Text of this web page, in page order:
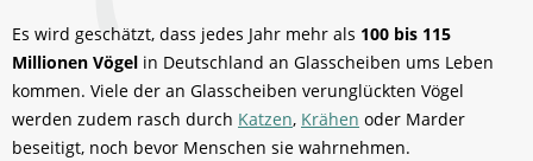
Es wird geschätzt, dass jedes Jahr mehr als 100 bis 115
Millionen Vögel in Deutschland an Glasscheiben ums Leben
kommen. Viele der an Glasscheiben verunglückten Vögel
werden zudem rasch durch Katzen, Krähen oder Marder
beseitigt, noch bevor Menschen sie wahrnehmen.